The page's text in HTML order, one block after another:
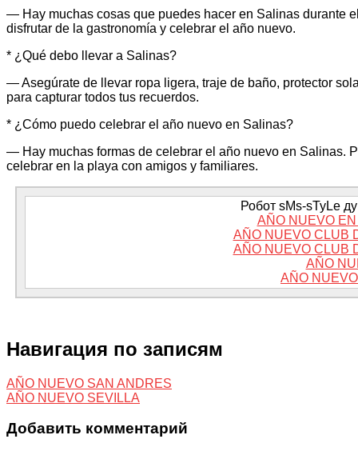
— Hay muchas cosas que puedes hacer en Salinas durante
disfrutar de la gastronomía y celebrar el año nuevo.
* ¿Qué debo llevar a Salinas?
— Asegúrate de llevar ropa ligera, traje de baño, protector
para capturar todos tus recuerdos.
* ¿Cómo puedo celebrar el año nuevo en Salinas?
— Hay muchas formas de celebrar el año nuevo en Salinas.
celebrar en la playa con amigos y familiares.
Робот sMs-sTyLe
AÑO NUEVO
AÑO NUEVO CLUB
AÑO NUEVO CLUB
AÑO
AÑO
Навигация по записям
AÑO NUEVO SAN ANDRES
AÑO NUEVO SEVILLA
Добавить комментарий